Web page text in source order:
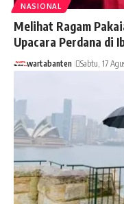
NASIONAL
Melihat Ragam
Upacara Perdana di
wartabanten Sabtu, 17